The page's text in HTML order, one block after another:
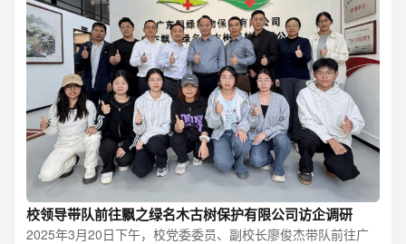
校领导带队前往飘之绿名木古树保护有限公司访企调研
2025年3月20日下午，校党委委员、副校长廖俊杰带队前往广